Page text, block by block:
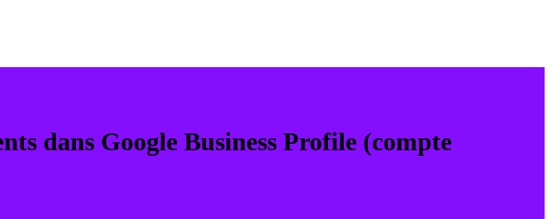
dans Google Business Profile (compte